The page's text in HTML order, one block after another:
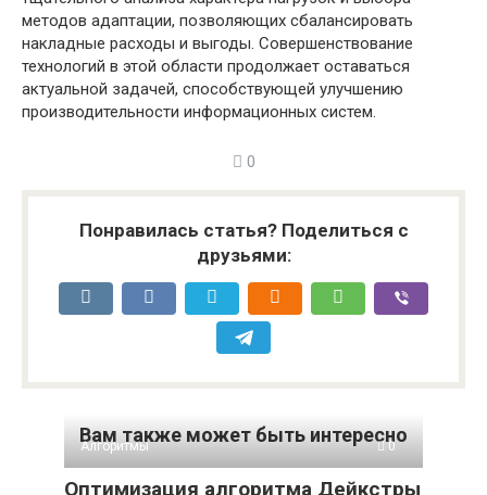
методов адаптации, позволяющих сбалансировать
накладные расходы и выгоды. Совершенствование
технологий в этой области продолжает оставаться
актуальной задачей, способствующей улучшению
производительности информационных систем.
0
Понравилась статья? Поделиться с
друзьями:
Вам также может быть интересно
Алгоритмы 0
Оптимизация алгоритма Дейкстры